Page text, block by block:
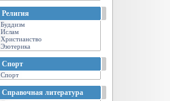
Религия
Буддизм
Ислам
Христианство
Эзотерика
Спорт
Спорт
Справочная литература